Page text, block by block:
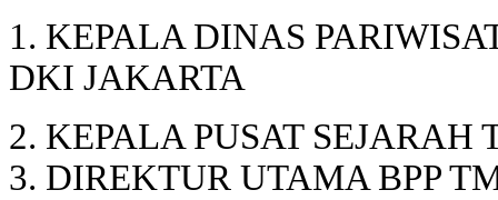
1. KEPALA DINAS
DKI JAKARTA
2. KEPALA PUSAT SEJARAH
3. DIREKTUR UTAMA BPP